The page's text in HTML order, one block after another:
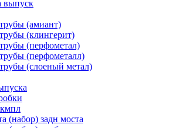
выпуск
(амиант)
(клингерит)
(перфометал)
(перфометалл)
(слоеный метал)
(набор) задн моста